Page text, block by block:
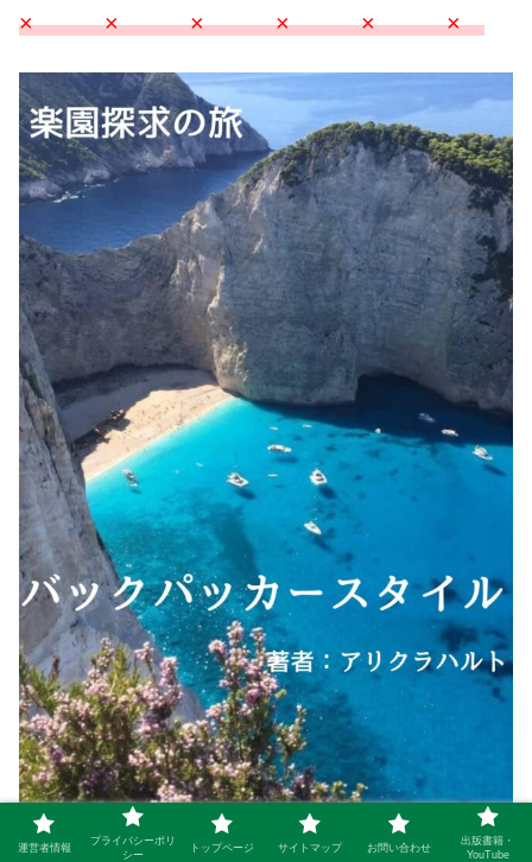
× × × × × ×
運営者情報
プライバシーポリ
シー
トップページ サイトマップ お問い合わせ
出版書籍・
YouTube